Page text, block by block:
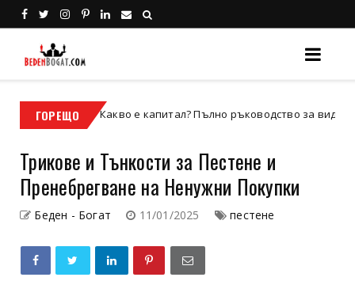
ГОРЕЩО
Какво е капитал? Пълно ръководство за видовете
Трикове и Тънкости за Пестене и
Пренебрегване на Ненужни Покупки
Беден - Богат 11/01/2025 пестене